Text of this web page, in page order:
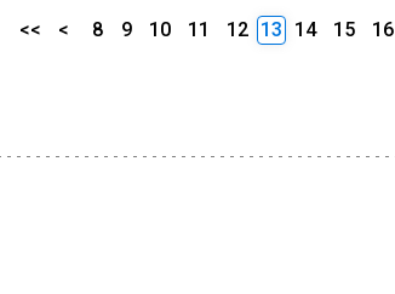
<< < 8 9 10 11 12 13 14 15 16